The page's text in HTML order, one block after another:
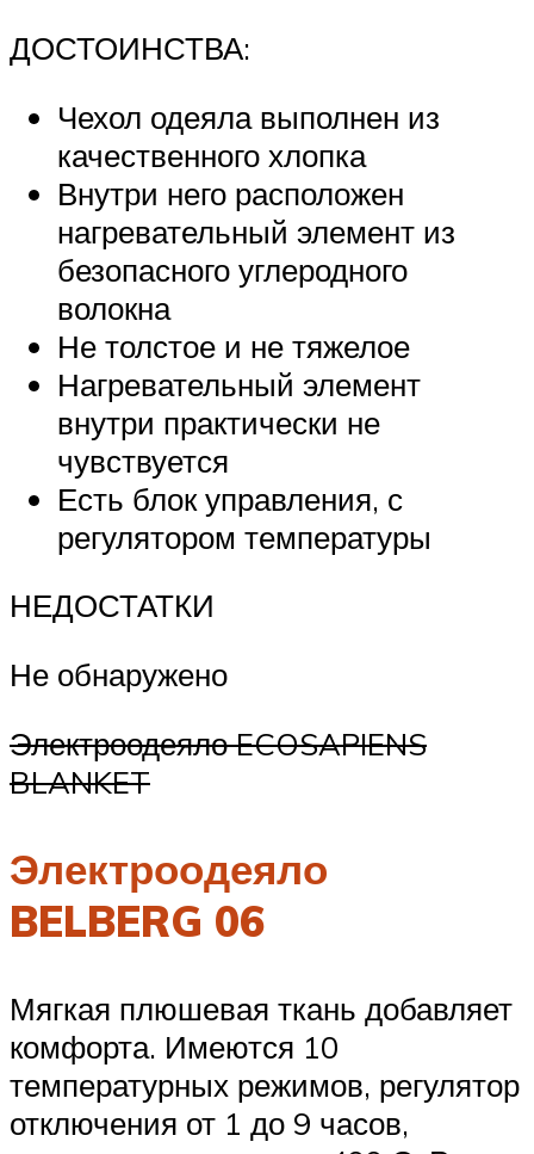
ДОСТОИНСТВА:
Чехол одеяла выполнен из
качественного хлопка
Внутри него расположен
нагревательный элемент из
безопасного углеродного
волокна
Не толстое и не тяжелое
Нагревательный элемент
внутри практически не
чувствуется
Есть блок управления, с
регулятором температуры
НЕДОСТАТКИ
Не обнаружено
Электроодеяло ECOSAPIENS
BLANKET
Электроодеяло
BELBERG 06
Мягкая плюшевая ткань добавляет
комфорта. Имеются 10
температурных режимов, регулятор
отключения от 1 до 9 часов,